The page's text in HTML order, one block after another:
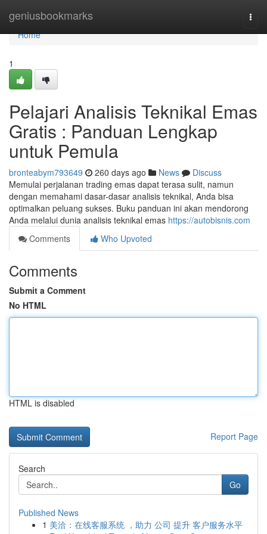
geniusbookmarks
Home
Home
1
Pelajari Analisis Teknikal Emas
Gratis : Panduan Lengkap
untuk Pemula
bronteabym793649 260 days ago News
Discuss
Memulai perjalanan trading emas dapat terasa sulit, namun
dengan memahami dasar-dasar analisis teknikal, Anda bisa
optimalkan peluang sukses. Buku panduan ini akan mendorong
Anda melalui dunia analisis teknikal emas https://autobisnis.com
Comments
Who Upvoted
Comments
Submit a Comment
No HTML
HTML is disabled
Report Page
Search
Go
Published News
1 美洽：在线客服系统 ，助力 公司 提升 客户服务水平